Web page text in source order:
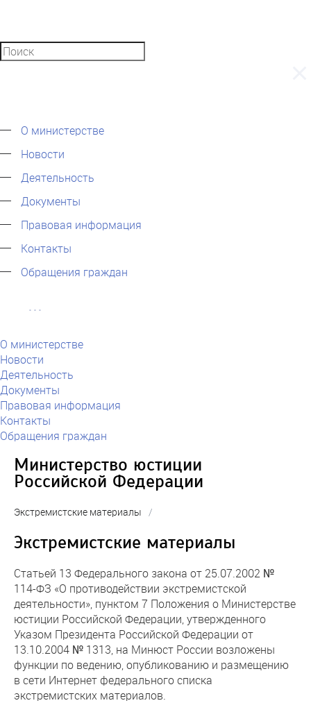
О министерстве
Новости
Деятельность
Документы
Правовая информация
Контакты
Обращения граждан
...
О министерстве
Новости
Деятельность
Документы
Правовая информация
Контакты
Обращения граждан
Министерство юстиции
Российской Федерации
Экстремистские материалы /
Экстремистские материалы
Статьей 13 Федерального закона от 25.07.2002 №
114-ФЗ «О противодействии экстремистской
деятельности», пунктом 7 Положения о Министерстве
юстиции Российской Федерации, утвержденного
Указом Президента Российской Федерации от
13.10.2004 № 1313, на Минюст России возложены
функции по ведению, опубликованию и размещению
в сети Интернет федерального списка
экстремистских материалов.